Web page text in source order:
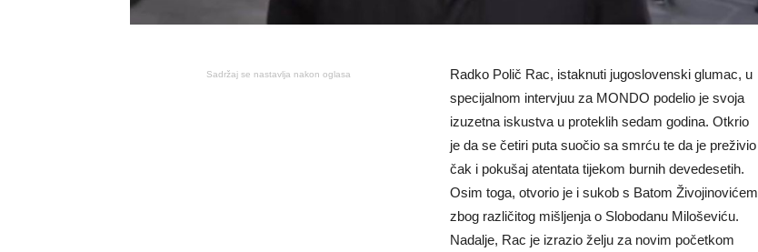
Sadržaj se nastavlja nakon oglasa
Radko Polič Rac, istaknuti jugoslovenski glumac, u
specijalnom intervjuu za MONDO podelio je svoja
izuzetna iskustva u proteklih sedam godina. Otkrio
je da se četiri puta suočio sa smrću te da je preživio
čak i pokušaj atentata tijekom burnih devedesetih.
Osim toga, otvorio je i sukob s Batom Živojinovićem
zbog različitog mišljenja o Slobodanu Miloševiću.
Nadalje, Rac je izrazio želju za novim početkom